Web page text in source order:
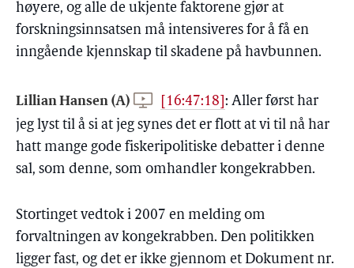
høyere, og alle de ukjente faktorene gjør at
forskningsinnsatsen må intensiveres for å få en
inngående kjennskap til skadene på havbunnen.
Lillian Hansen (A) [16:47:18] : Aller først har
jeg lyst til å si at jeg synes det er flott at vi til nå har
hatt mange gode fiskeripolitiske debatter i denne
sal, som denne, som omhandler kongekrabben.
Stortinget vedtok i 2007 en melding om
forvaltningen av kongekrabben. Den politikken
ligger fast, og det er ikke gjennom et Dokument nr.